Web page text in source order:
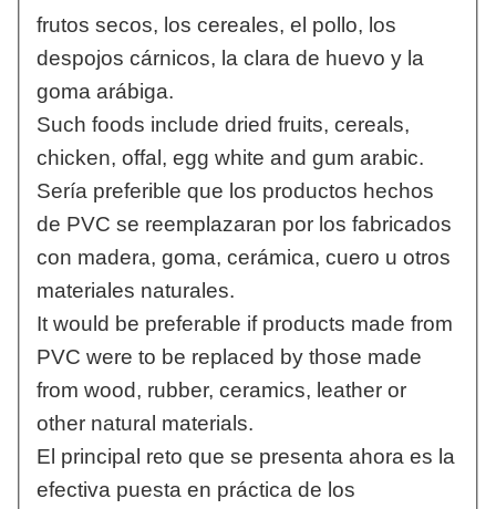
frutos secos, los cereales, el pollo, los
despojos cárnicos, la clara de huevo y la
goma arábiga.
Such foods include dried fruits, cereals,
chicken, offal, egg white and gum arabic.
Sería preferible que los productos hechos
de PVC se reemplazaran por los fabricados
con madera, goma, cerámica, cuero u otros
materiales naturales.
It would be preferable if products made from
PVC were to be replaced by those made
from wood, rubber, ceramics, leather or
other natural materials.
El principal reto que se presenta ahora es la
efectiva puesta en práctica de los